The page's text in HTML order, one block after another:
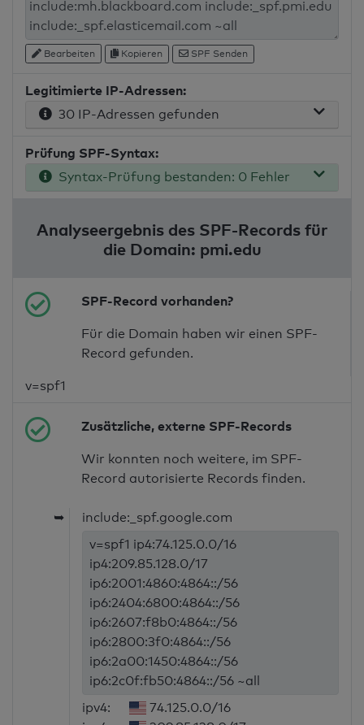
Bearbeiten Kopieren SPF Senden
Legitimierte IP-Adressen:
30 IP-Adressen gefunden
Prüfung SPF-Syntax:
Syntax-Prüfung bestanden: 0 Fehler
Analyseergebnis des SPF-Records für
die Domain: pmi.edu
SPF-Record vorhanden?
Für die Domain haben wir einen SPF-
Record gefunden.
v=spf1
Zusätzliche, externe SPF-Records
Wir konnten noch weitere, im SPF-
Record autorisierte Records finden.
➥
include:_spf.google.com
v=spf1 ip4:74.125.0.0/16
ip4:209.85.128.0/17
ip6:2001:4860:4864::/56
ip6:2404:6800:4864::/56
ip6:2607:f8b0:4864::/56
ip6:2800:3f0:4864::/56
ip6:2a00:1450:4864::/56
ip6:2c0f:fb50:4864::/56 ~all
ipv4:
74.125.0.0/16